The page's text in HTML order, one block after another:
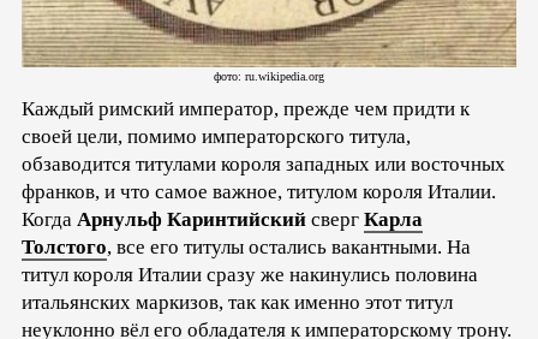
фото: ru.wikipedia.org
Каждый римский император, прежде чем придти к
своей цели, помимо императорского титула,
обзаводится титулами короля западных или восточных
франков, и что самое важное, титулом короля Италии.
Когда Арнульф Каринтийский сверг Карла
Толстого, все его титулы остались вакантными. На
титул короля Италии сразу же накинулись половина
итальянских маркизов, так как именно этот титул
неуклонно вёл его обладателя к императорскому трону.